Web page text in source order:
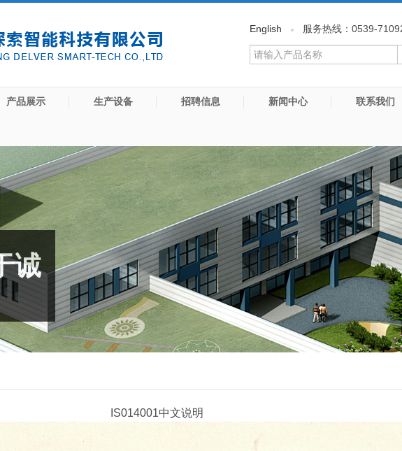
English 服务热线：0539-
产品展示 生产设备 招聘信息 新闻中心 联系我们
诚
IS014001中文说明